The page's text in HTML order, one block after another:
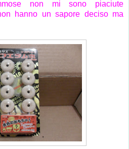
non mi sono piaciute
hanno un sapore deciso ma